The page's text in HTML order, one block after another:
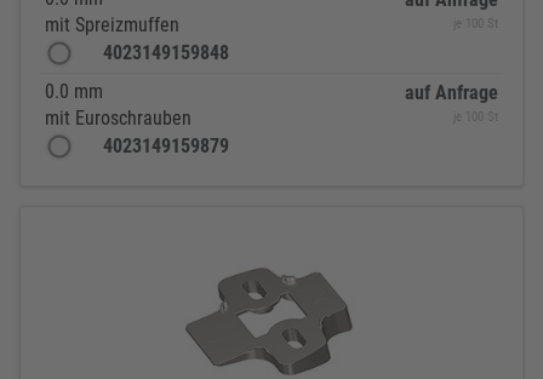
mit Spreizmuffen
4023149159848
je 100 St
0.0 mm
mit Euroschrauben
4023149159879
auf Anfrage
je 100 St